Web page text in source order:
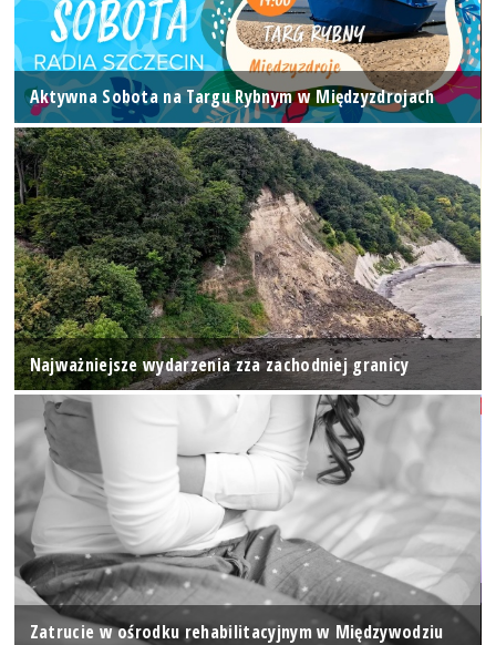
Aktywna Sobota na Targu Rybnym w Międzyzdrojach
Najważniejsze wydarzenia zza zachodniej granicy
Zatrucie w ośrodku rehabilitacyjnym w Międzywodziu